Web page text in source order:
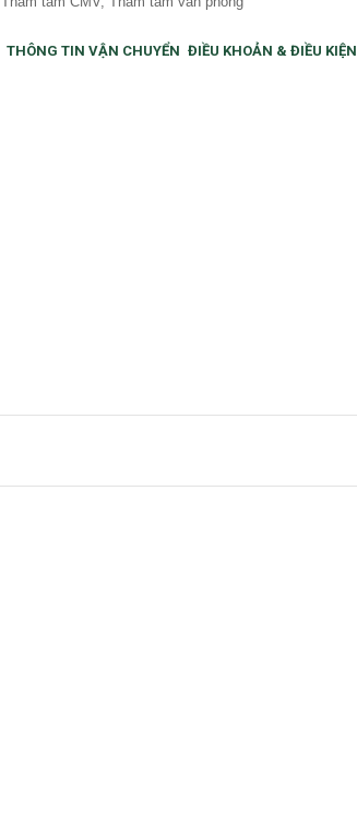
THÔNG TIN VẬN CHUYỂN ĐIỀU KHOẢN & ĐIỀU KIỆN